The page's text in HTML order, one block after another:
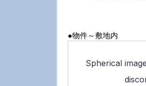
●物件～敷地内